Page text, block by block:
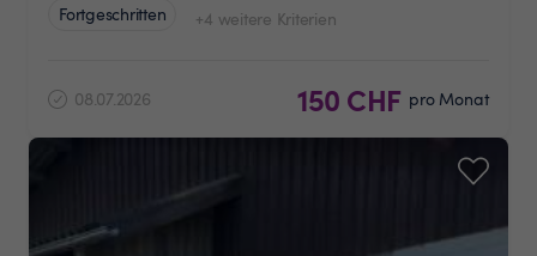
Fortgeschritten
+4 weitere Kriterien
08.07.2026 150 CHF pro Monat